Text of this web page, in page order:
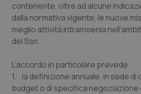
Abruzzo
Basilicata
Calabria
Campania
QS Pro Gold
Artrite & artrosi
Asma & BPCO
Car-T
QS Club Newsletter
contenente, oltre ad alcune
dalla normativa vigente, le nuove
meglio attività intramoenia
del Ssn.
L’accordo in particolare prevede:
1. la definizione annuale, in sede
budget o di specifica